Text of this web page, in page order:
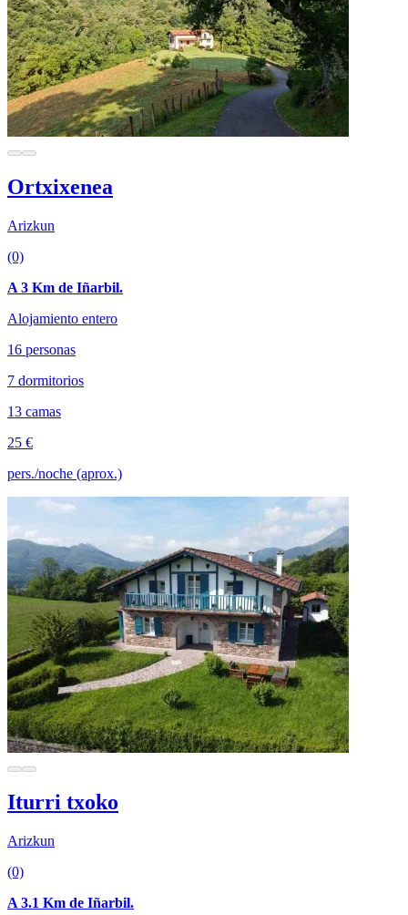
Ortxixenea
Arizkun
(0)
A 3 Km de Iñarbil.
Alojamiento entero
16 personas
7 dormitorios
13 camas
25 €
pers./noche (aprox.)
Iturri txoko
Arizkun
(0)
A 3.1 Km de Iñarbil.